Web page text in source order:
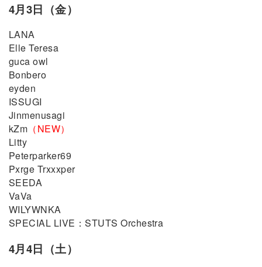
4月3日（金）
LANA
Elle Teresa
guca owl
Bonbero
eyden
ISSUGI
Jinmenusagi
kZm （NEW）
Litty
Peterparker69
Pxrge Trxxxper
SEEDA
VaVa
WILYWNKA
SPECIAL LIVE：STUTS Orchestra
4月4日（土）